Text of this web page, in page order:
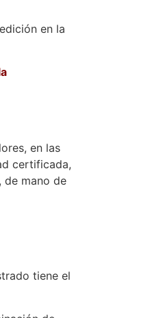
en la
en las
certificada,
de mano de
tiene el